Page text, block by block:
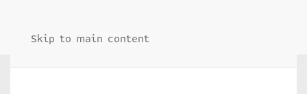
Skip to main content